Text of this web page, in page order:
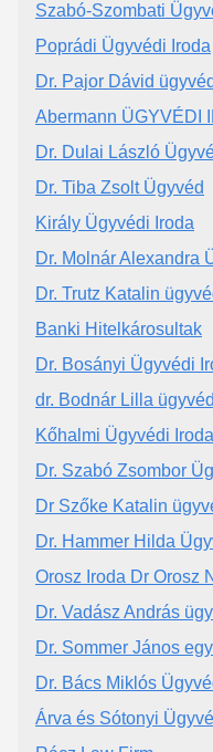
Szabó-Szombati
Poprádi Ügyvédi Iroda
Dr. Pajor Dávid ügyvéd
Abermann ÜGYVÉDI
Dr. Dulai László
Dr. Tiba Zsolt Ügyvéd
Király Ügyvédi Iroda
Dr. Molnár Alexandra
Dr. Trutz Katalin
Banki Hitelkárosultak
Dr. Bosányi Ügyvédi
dr. Bodnár Lilla ügyvéd
Kőhalmi Ügyvédi Iroda
Dr. Szabó Zsombor
Dr Szőke Katalin
Dr. Hammer Hilda
Orosz Iroda Dr Orosz
Dr. Vadász András
Dr. Sommer János
Dr. Bács Miklós
Árva és Sótonyi